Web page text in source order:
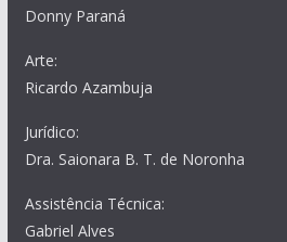
Donny Paraná
Arte:
Ricardo Azambuja
Jurídico:
Dra. Saionara B. T. de Noronha
Assistência Técnica:
Gabriel Alves